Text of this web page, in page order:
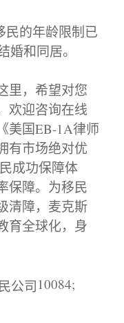
的年龄限制已
婚和同居。
，希望对您
欢迎咨询在线
美国EB-1A律师
有市场绝对优
成功保障体
保障。为移民
清障，麦克斯
育全球化，身
10084;